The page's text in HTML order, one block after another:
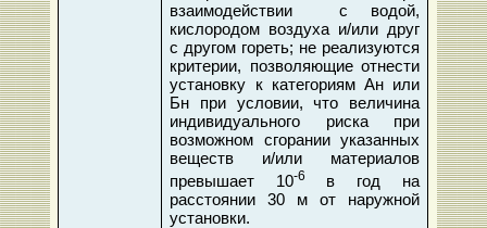
взаимодействии с водой,
кислородом воздуха и/или друг
с другом гореть; не реализуются
критерии, позволяющие отнести
установку к категориям Ан или
Бн при условии, что величина
индивидуального риска при
возможном сгорании указанных
веществ и/или материалов
превышает 10-6 в год на
расстоянии 30 м от наружной
установки.